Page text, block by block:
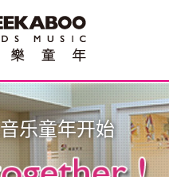
音乐童年开始